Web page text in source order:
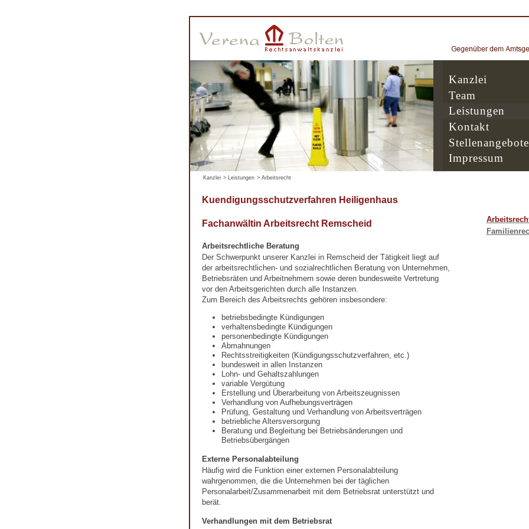
Kanzlei
Team
Leistungen
Kontakt
Stellenangebote
Impressum
Kanzlei > Leistungen > Arbeitsrecht
Kuendigungsschutzverfahren Heiligenhaus
Fachanwältin Arbeitsrecht Remscheid
Arbeitsrechtliche Beratung
Der Schwerpunkt unserer Kanzlei in Remscheid der Tätigkeit liegt auf
der arbeitsrechtlichen- und sozialrechtlichen Beratung von Unternehmen,
Betriebsräten und Arbeitnehmern sowie deren bundesweite Vertretung
vor den Arbeitsgerichten durch alle Instanzen.
Zum Bereich des Arbeitsrechts gehören insbesondere:
betriebsbedingte Kündigungen
verhaltensbedingte Kündigungen
personenbedingte Kündigungen
Abmahnungen
Rechtsstreitigkeiten (Kündigungsschutzverfahren, etc.)
bundesweit in allen Instanzen
Lohn- und Gehaltszahlungen
variable Vergütung
Erstellung und Überarbeitung von Arbeitszeugnissen
Verhandlung von Aufhebungsverträgen
Prüfung, Gestaltung und Verhandlung von Arbeitsverträgen
betriebliche Altersversorgung
Beratung und Begleitung bei Betriebsänderungen und
Betriebsübergängen
Externe Personalabteilung
Häufig wird die Funktion einer externen Personalabteilung
wahrgenommen, die die Unternehmen bei der täglichen
Personalarbeit/Zusammenarbeit mit dem Betriebsrat unterstützt und
berät.
Verhandlungen mit dem Betriebsrat